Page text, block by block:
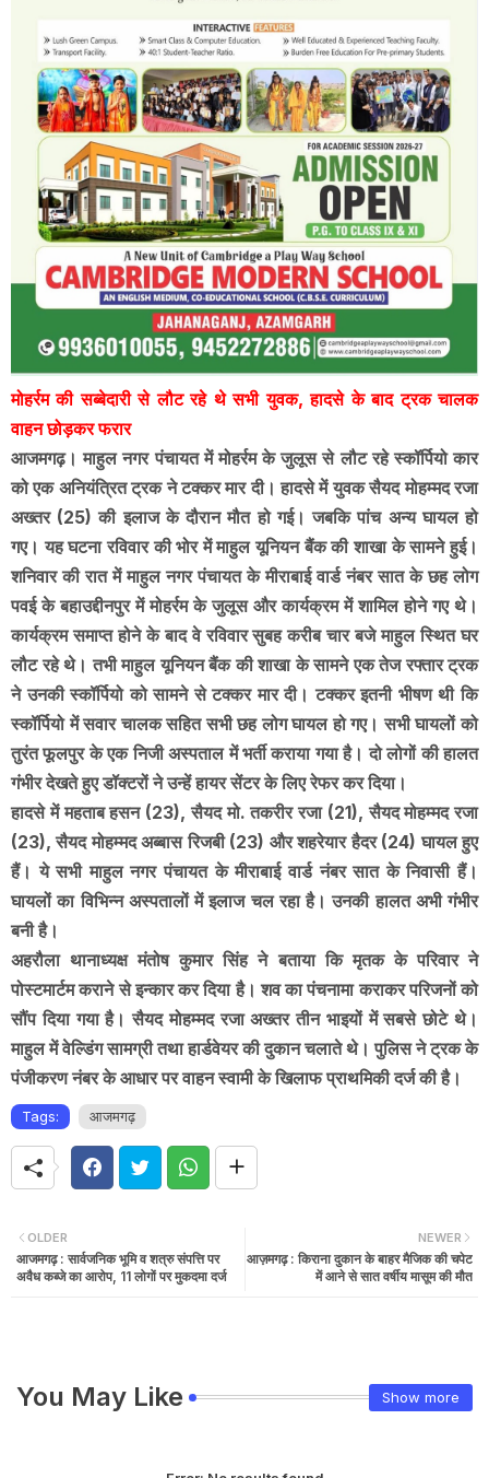
मोहर्रम की सब्बेदारी से लौट रहे थे सभी युवक, हादसे के बाद ट्रक चालक
वाहन छोड़कर फरार
आजमगढ़। माहुल नगर पंचायत में मोहर्रम के जुलूस से लौट रहे स्कॉर्पियो कार
को एक अनियंत्रित ट्रक ने टक्कर मार दी। हादसे में युवक सैयद मोहम्मद रजा
अख्तर (25) की इलाज के दौरान मौत हो गई। जबकि पांच अन्य घायल हो
गए। यह घटना रविवार की भोर में माहुल यूनियन बैंक की शाखा के सामने हुई।
शनिवार की रात में माहुल नगर पंचायत के मीराबाई वार्ड नंबर सात के छह लोग
पवई के बहाउद्दीनपुर में मोहर्रम के जुलूस और कार्यक्रम में शामिल होने गए थे।
कार्यक्रम समाप्त होने के बाद वे रविवार सुबह करीब चार बजे माहुल स्थित घर
लौट रहे थे। तभी माहुल यूनियन बैंक की शाखा के सामने एक तेज रफ्तार ट्रक
ने उनकी स्कॉर्पियो को सामने से टक्कर मार दी। टक्कर इतनी भीषण थी कि
स्कॉर्पियो में सवार चालक सहित सभी छह लोग घायल हो गए। सभी घायलों को
तुरंत फूलपुर के एक निजी अस्पताल में भर्ती कराया गया है। दो लोगों की हालत
गंभीर देखते हुए डॉक्टरों ने उन्हें हायर सेंटर के लिए रेफर कर दिया।
हादसे में महताब हसन (23), सैयद मो. तकरीर रजा (21), सैयद मोहम्मद रजा
(23), सैयद मोहम्मद अब्बास रिजबी (23) और शहरेयार हैदर (24) घायल हुए
हैं। ये सभी माहुल नगर पंचायत के मीराबाई वार्ड नंबर सात के निवासी हैं।
घायलों का विभिन्न अस्पतालों में इलाज चल रहा है। उनकी हालत अभी गंभीर
बनी है।
अहरौला थानाध्यक्ष मंतोष कुमार सिंह ने बताया कि मृतक के परिवार ने
पोस्टमार्टम कराने से इन्कार कर दिया है। शव का पंचनामा कराकर परिजनों को
सौंप दिया गया है। सैयद मोहम्मद रजा अख्तर तीन भाइयों में सबसे छोटे थे।
माहुल में वेल्डिंग सामग्री तथा हार्डवेयर की दुकान चलाते थे। पुलिस ने ट्रक के
पंजीकरण नंबर के आधार पर वाहन स्वामी के खिलाफ प्राथमिकी दर्ज की है।
Tags: आजमगढ़
NEWER
आज़मगढ़ : किराना दुकान के बाहर मैजिक की चपेट
में आने से सात वर्षीय मासूम की मौत
OLDER
आजमगढ़ : सार्वजनिक भूमि व शत्रु संपत्ति पर
अवैध कब्जे का आरोप, 11 लोगों पर मुकदमा दर्ज
You May Like Show more